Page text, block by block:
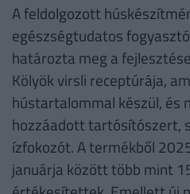
A feldolgozott
egészségtudatos
határozta meg a
Kölyök virsli receptúrája,
hústartalommal készül, és
hozzáadott tartósítószert,
ízfokozót. A termékből
januárja között több mint